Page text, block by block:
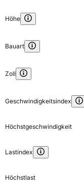
Höhe
Bauart
Zoll
Geschwindigkeitsindex
Höchstgeschwindigkeit
Lastindex
Höchstlast